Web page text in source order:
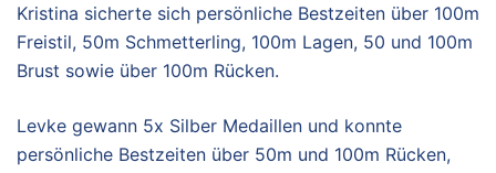
Kristina sicherte sich persönliche Bestzeiten über 100m
Freistil, 50m Schmetterling, 100m Lagen, 50 und 100m
Brust sowie über 100m Rücken.
Levke gewann 5x Silber Medaillen und konnte
persönliche Bestzeiten über 50m und 100m Rücken,